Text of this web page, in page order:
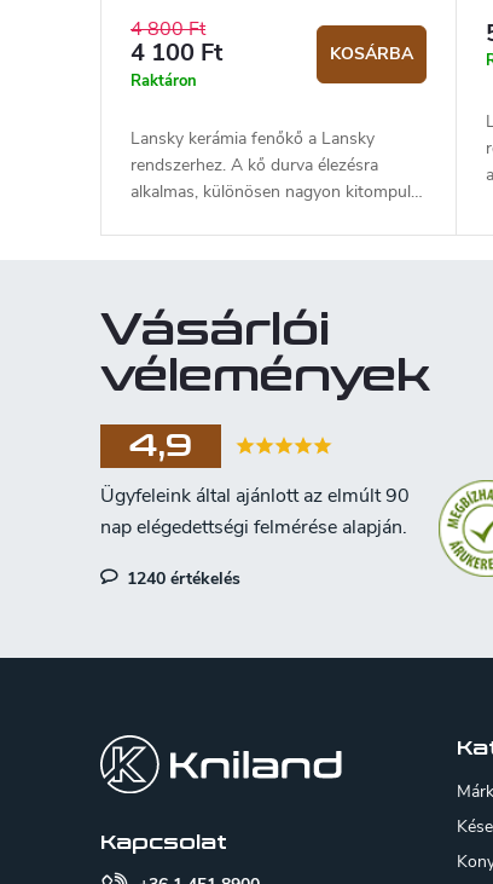
4 800 Ft
4 100 Ft
Raktáron
KOSÁRBA
Lansky kerámia fenőkő a Lansky
rendszerhez. A kő durva élezésra
alkalmas, különösen nagyon kitompult
Vásárlói
vélemények
4,9
1240 értékelés
Kapcsolat